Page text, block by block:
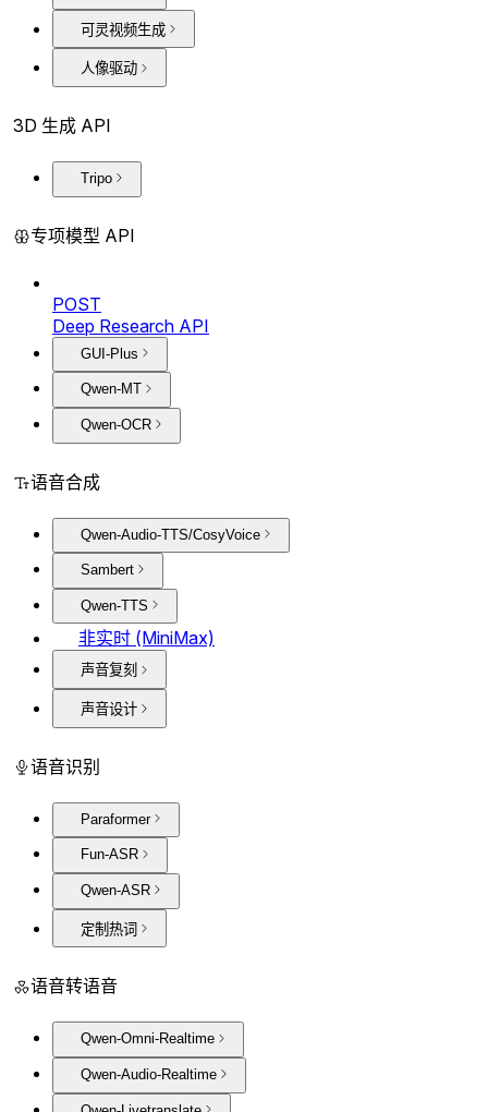
可灵视频生成
人像驱动
3D 生成 API
Tripo
专项模型 API
POST
Deep Research API
GUI-Plus
Qwen-MT
Qwen-OCR
语音合成
Qwen-Audio-TTS/CosyVoice
Sambert
Qwen-TTS
非实时 (MiniMax)
声音复刻
声音设计
语音识别
Paraformer
Fun-ASR
Qwen-ASR
定制热词
语音转语音
Qwen-Omni-Realtime
Qwen-Audio-Realtime